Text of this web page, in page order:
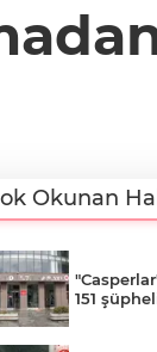
Okunan
151